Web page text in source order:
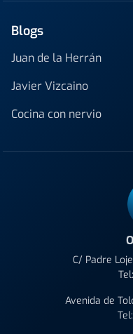
Blogs
Juan de la Herrán
Javier Vizcaino
Cocina con nervio
C/ Padre
Tel:
Avenida de
Tel: